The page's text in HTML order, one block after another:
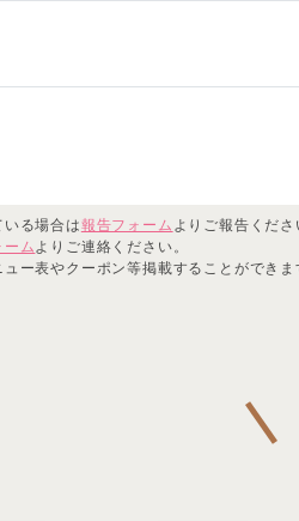
る場合は報告フォーム よりご報告くださ
ームよりご連絡ください。
ー表やクーポン等掲載することができま